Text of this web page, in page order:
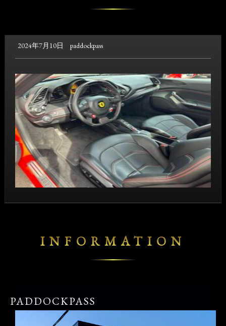
2024年7月10日 paddockpass
INFORMATION
PADDOCKPASS